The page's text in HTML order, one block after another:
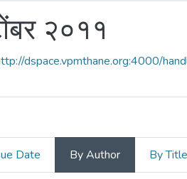
२०११
dspace.vpmthane.org:4000/
Date By Author By Title